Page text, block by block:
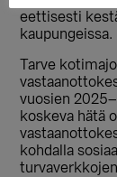
eettisesti
kaupungeissa.
Tarve
vuosien
koskeva hätä
kohdalla